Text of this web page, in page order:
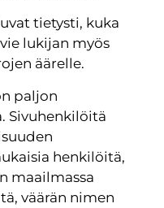
tietysti, kuka
lukijan myös
äärelle.
paljon
Sivuhenkilöitä
henkilöitä,
maailmassa
väärän nimen